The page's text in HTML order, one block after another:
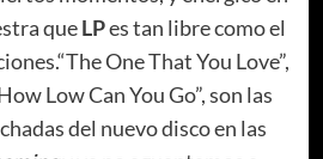
queLPes tan libre como el
One That You Love”,
Low Can You Go”, son las
del nuevo disco en las